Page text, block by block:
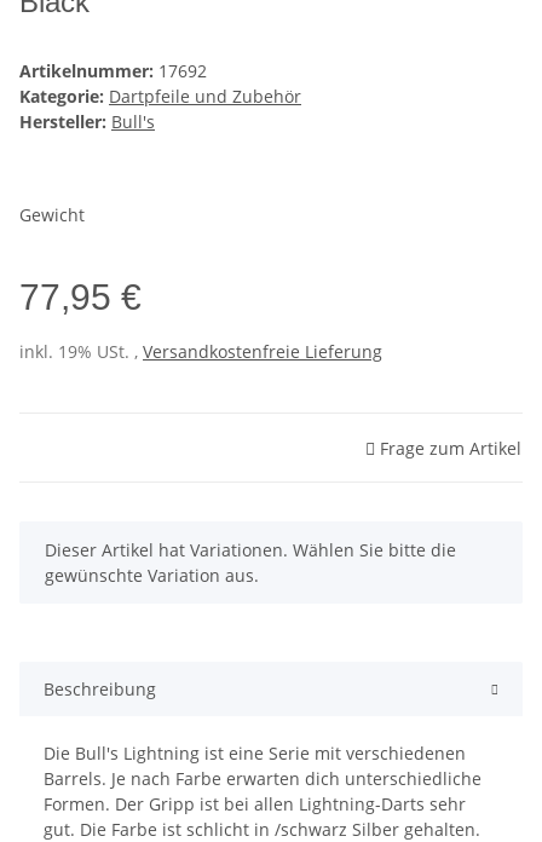
Artikelnummer: 17692
Kategorie: Dartpfeile und Zubehör
Hersteller: Bull's
Gewicht
77,95 €
inkl. 19% USt. , Versandkostenfreie Lieferung
Frage zum Artikel
x
Dieser Artikel hat Variationen. Wählen Sie bitte die
gewünschte Variation aus.
Beschreibung
Die Bull's Lightning ist eine Serie mit verschiedenen
Barrels. Je nach Farbe erwarten dich unterschiedliche
Formen. Der Gripp ist bei allen Lightning-Darts sehr
gut. Die Farbe ist schlicht in /schwarz Silber gehalten.